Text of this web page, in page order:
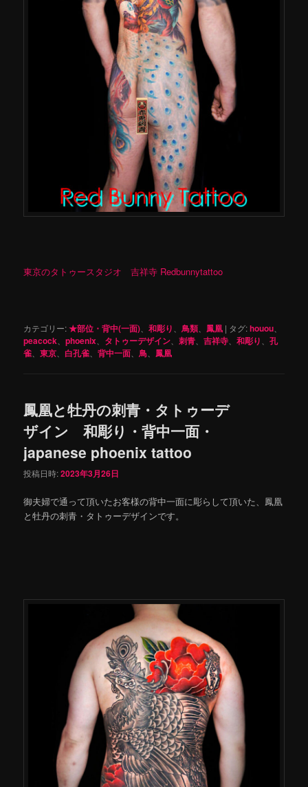
東京のタトゥースタジオ 吉祥寺 Redbunnytattoo
カテゴリー:★部位・背中(一面) 、和彫り 、鳥類 鳳凰 | タグ:houou
peacock 、phoenix タトゥーデザイン 、刺青 、吉祥寺 、和彫り 、孔
雀 、東京 白孔雀 、背中一面 、鳥 鳳凰
鳳凰と牡丹の刺青・タトゥーデ
ザイン 和彫り・背中一面・
japanese phoenix tattoo
投稿日時:2023年3月26日
御夫婦で通って頂いたお客様の背中一面に彫らして頂いた、鳳凰
と牡丹の刺青・タトゥーデザインです。